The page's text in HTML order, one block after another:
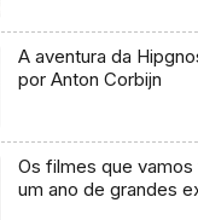
A aventura da
por Anton Corbijn
Os filmes que
um ano de grandes